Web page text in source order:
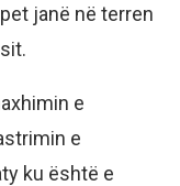
janë në terren
e
e
ku është e